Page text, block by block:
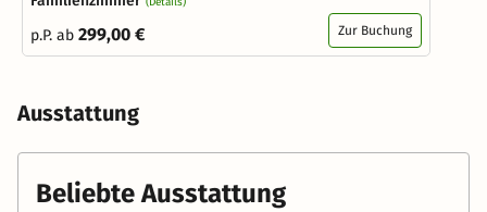
p.P. ab 299,00 € Zur Buchung
Ausstattung
Beliebte Ausstattung